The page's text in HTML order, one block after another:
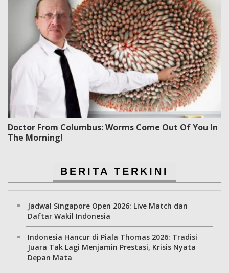
Doctor From Columbus: Worms Come Out Of You In
The Morning!
BERITA TERKINI
Jadwal Singapore Open 2026: Live Match dan
Daftar Wakil Indonesia
Indonesia Hancur di Piala Thomas 2026: Tradisi
Juara Tak Lagi Menjamin Prestasi, Krisis Nyata
Depan Mata